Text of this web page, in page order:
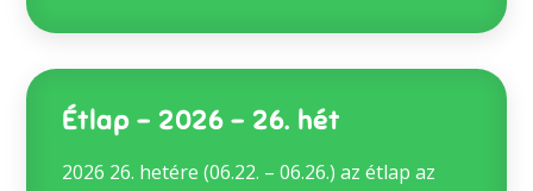
Étlap – 2026 – 26. hét
2026 26. hetére (06.22. – 06.26.) az étlap az